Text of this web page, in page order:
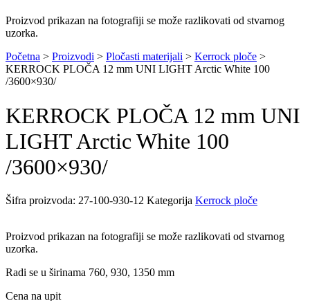
Proizvod prikazan na fotografiji se može razlikovati od stvarnog
uzorka.
Početna > Proizvodi > Pločasti materijali > Kerrock ploče >
KERROCK PLOČA 12 mm UNI LIGHT Arctic White 100
/3600×930/
KERROCK PLOČA 12 mm UNI
LIGHT Arctic White 100
/3600×930/
Šifra proizvoda: 27-100-930-12 Kategorija Kerrock ploče
Proizvod prikazan na fotografiji se može razlikovati od stvarnog
uzorka.
Radi se u širinama 760, 930, 1350 mm
Cena na upit